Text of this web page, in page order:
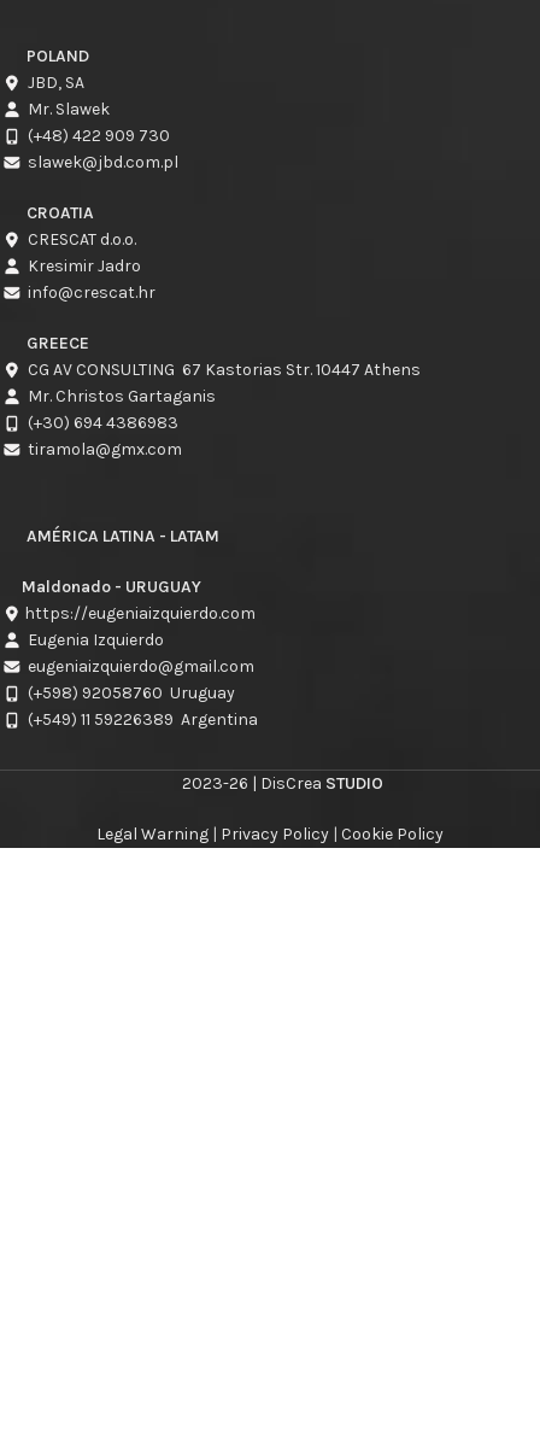
POLAND
JBD, SA
Mr. Slawek
(+48) 422 909 730
slawek@jbd.com.pl
CROATIA
CRESCAT d.o.o.
Kresimir Jadro
info@crescat.hr
GREECE
CG AV CONSULTING 67 Kastorias Str. 10447 Athens
Mr. Christos Gartaganis
(+30) 694 4386983
tiramola@gmx.com
AMÉRICA LATINA - LATAM
Maldonado - URUGUAY
https://eugeniaizquierdo.com
Eugenia Izquierdo
eugeniaizquierdo@gmail.com
(+598) 92058760 Uruguay
(+549) 11 59226389 Argentina
2023-26 | DisCrea STUDIO
Legal Warning | Privacy Policy | Cookie Policy